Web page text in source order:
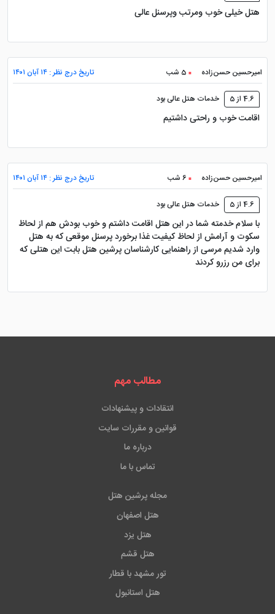
هتل خیلی خوب ومرتب وپرسنل عالی
امیرحسین حسن‌زاده 5 شب تاریخ درج نظر : ۱۴ آبان ۱۴۰۱
4.6 از 5 خدمات هتل عالی بود
اقامت خوب و راحتی داشتیم
امیرحسین حسن‌زاده 6 شب تاریخ درج نظر : ۱۴ آبان ۱۴۰۱
4.6 از 5 خدمات هتل عالی بود
با سلام خدمته شما در این هتل اقامت داشتم و خوب بودش هم از لحاظ
سکوت و آرامش از لحاظ کیفیت غذا برخورد پرسنل موقعی که به هتل
وارد شدیم مرسی از راهنمایی کارشناسان پرشین هتل بابت این هتلی که
برای من رزرو کردند
مطالب مهم
انتقادات و پیشنهادات
قوانین و مقررات سایت
درباره ما
تماس با ما
مجله پرشین هتل
هتل اصفهان
هتل یزد
هتل قشم
تور مشهد با قطار
هتل استانبول